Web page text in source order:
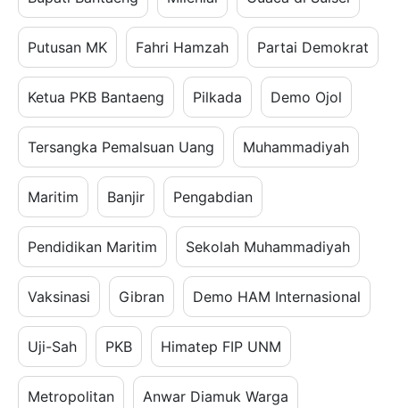
Putusan MK Fahri Hamzah Partai Demokrat
Ketua PKB Bantaeng Pilkada Demo Ojol
Tersangka Pemalsuan Uang Muhammadiyah
Maritim Banjir Pengabdian
Pendidikan Maritim Sekolah Muhammadiyah
Vaksinasi Gibran Demo HAM Internasional
Uji-Sah PKB Himatep FIP UNM
Metropolitan Anwar Diamuk Warga